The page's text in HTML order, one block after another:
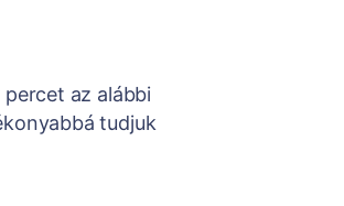
az alábbi
tudjuk